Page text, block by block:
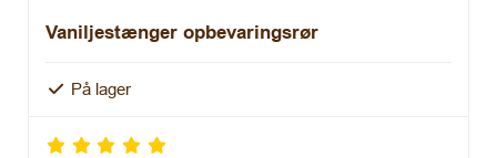
Vaniljestænger opbevaringsrør
På lager